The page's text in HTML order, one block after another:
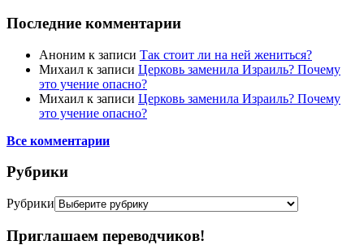
Последние комментарии
Аноним к записи Так стоит ли на ней жениться?
Михаил к записи Церковь заменила Израиль? Почему
это учение опасно?
Михаил к записи Церковь заменила Израиль? Почему
это учение опасно?
Все комментарии
Рубрики
Рубрики
Приглашаем переводчиков!